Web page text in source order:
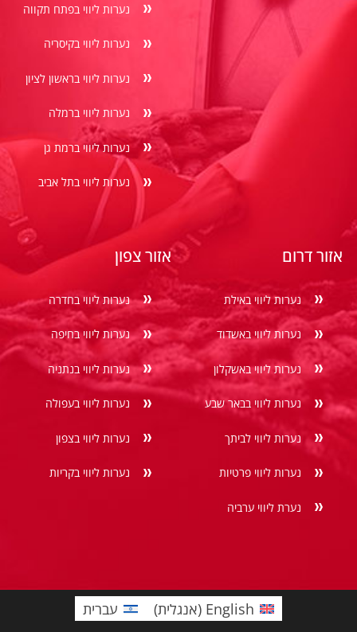
נערות ליווי בפתח תקווה
נערות ליווי בקיסריה
נערות ליווי בראשון לציון
נערות ליווי ברמלה
נערות ליווי ברמת גן
נערות ליווי בתל אביב
אזור דרום
נערות ליווי באילת
נערות ליווי באשדוד
נערות ליווי באשקלון
נערות ליווי בבאר שבע
נערות ליווי לביתך
נערות ליווי פרטיות
נערת ליווי ערביה
אזור צפון
נערות ליווי בחדרה
נערות ליווי בחיפה
נערות ליווי בנתניה
נערות ליווי בעפולה
נערות ליווי בצפון
נערות ליווי בקריות
English
(אנגלית) עברית